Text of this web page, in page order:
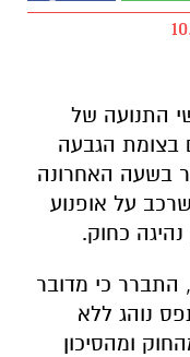
התנועה של
בצומת הגבעה
בשעה האחרונה
שרכב על אופנוע
כחוק.
כי מדובר
נוהג ללא
ומהסיכון